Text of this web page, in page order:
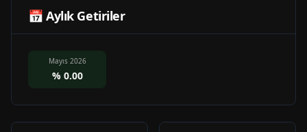
📅 Aylık Getiriler
Mayıs 2026
% 0.00